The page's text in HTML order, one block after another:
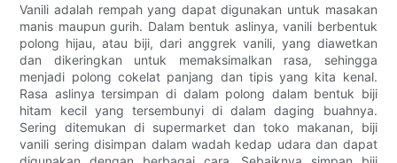
Vanili adalah rempah yang dapat digunakan untuk masakan
manis maupun gurih. Dalam bentuk aslinya, vanili berbentuk
polong hijau, atau biji, dari anggrek vanili, yang diawetkan
dan dikeringkan untuk memaksimalkan rasa, sehingga
menjadi polong cokelat panjang dan tipis yang kita kenal.
Rasa aslinya tersimpan di dalam polong dalam bentuk biji
hitam kecil yang tersembunyi di dalam daging buahnya.
Sering ditemukan di supermarket dan toko makanan, biji
vanili sering disimpan dalam wadah kedap udara dan dapat